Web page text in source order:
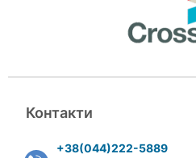
Контакти
+38(044)222-5889